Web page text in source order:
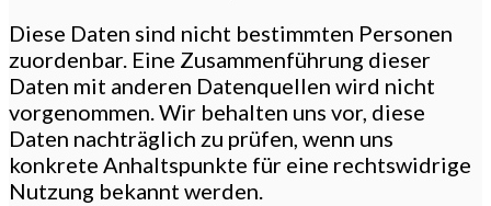
Diese Daten sind nicht bestimmten Personen
zuordenbar. Eine Zusammenführung dieser
Daten mit anderen Datenquellen wird nicht
vorgenommen. Wir behalten uns vor, diese
Daten nachträglich zu prüfen, wenn uns
konkrete Anhaltspunkte für eine rechtswidrige
Nutzung bekannt werden.